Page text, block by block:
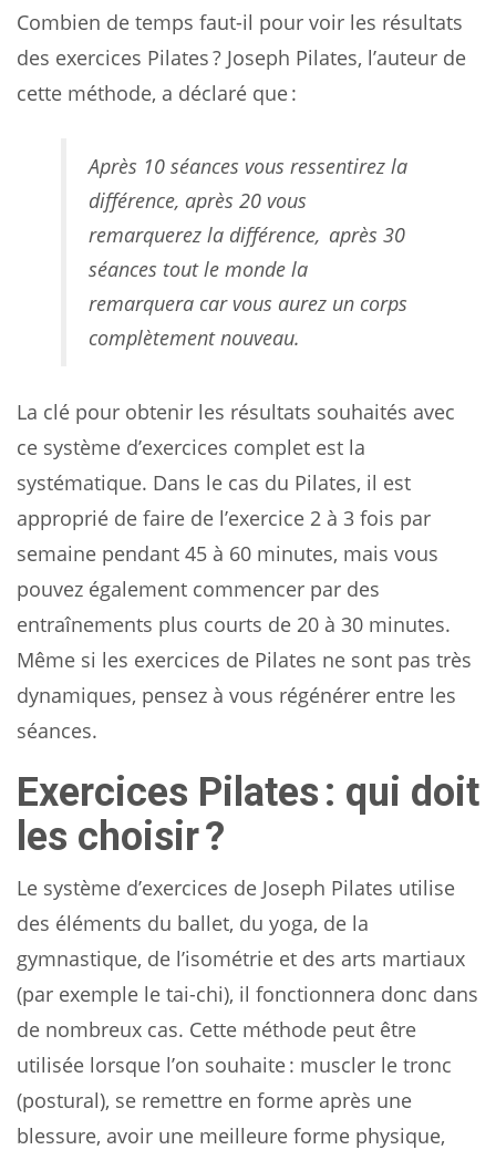
Combien de temps faut-il pour voir les résultats
des exercices Pilates ? Joseph Pilates, l’auteur de
cette méthode, a déclaré que :
Après 10 séances vous ressentirez la
différence, après 20 vous
remarquerez la différence, après 30
séances tout le monde la
remarquera car vous aurez un corps
complètement nouveau.
La clé pour obtenir les résultats souhaités avec
ce système d’exercices complet est la
systématique. Dans le cas du Pilates, il est
approprié de faire de l’exercice 2 à 3 fois par
semaine pendant 45 à 60 minutes, mais vous
pouvez également commencer par des
entraînements plus courts de 20 à 30 minutes.
Même si les exercices de Pilates ne sont pas très
dynamiques, pensez à vous régénérer entre les
séances.
Exercices Pilates : qui doit
les choisir ?
Le système d’exercices de Joseph Pilates utilise
des éléments du ballet, du yoga, de la
gymnastique, de l’isométrie et des arts martiaux
(par exemple le tai-chi), il fonctionnera donc dans
de nombreux cas. Cette méthode peut être
utilisée lorsque l’on souhaite : muscler le tronc
(postural), se remettre en forme après une
blessure, avoir une meilleure forme physique,